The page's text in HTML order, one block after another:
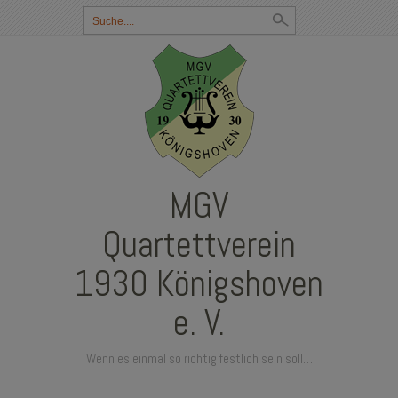
Suchbegriff
eingeben:
MGV
Quartettverein
1930 Königshoven
e. V.
Wenn es einmal so richtig festlich sein soll…